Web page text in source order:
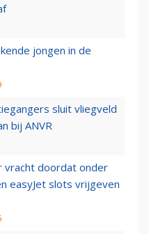
jongen in de
sluit vliegveld
bij ANVR
vracht doordat onder
easyJet slots vrijgeven